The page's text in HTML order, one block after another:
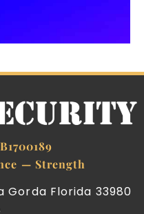
— Strength
Gorda Florida 33980